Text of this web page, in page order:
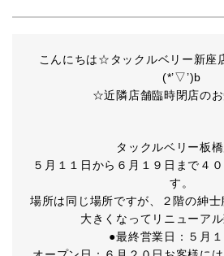
こんにちは☆タックルベリー新座
(*’▽’)b
☆近隣店舗臨時閉店の
タックルベリー板橋
５月１１日から６月１９日まで４
す。
場所は同じ場所ですが、２階の紳士
大きくなってリニューアル
●最終営業日：５月